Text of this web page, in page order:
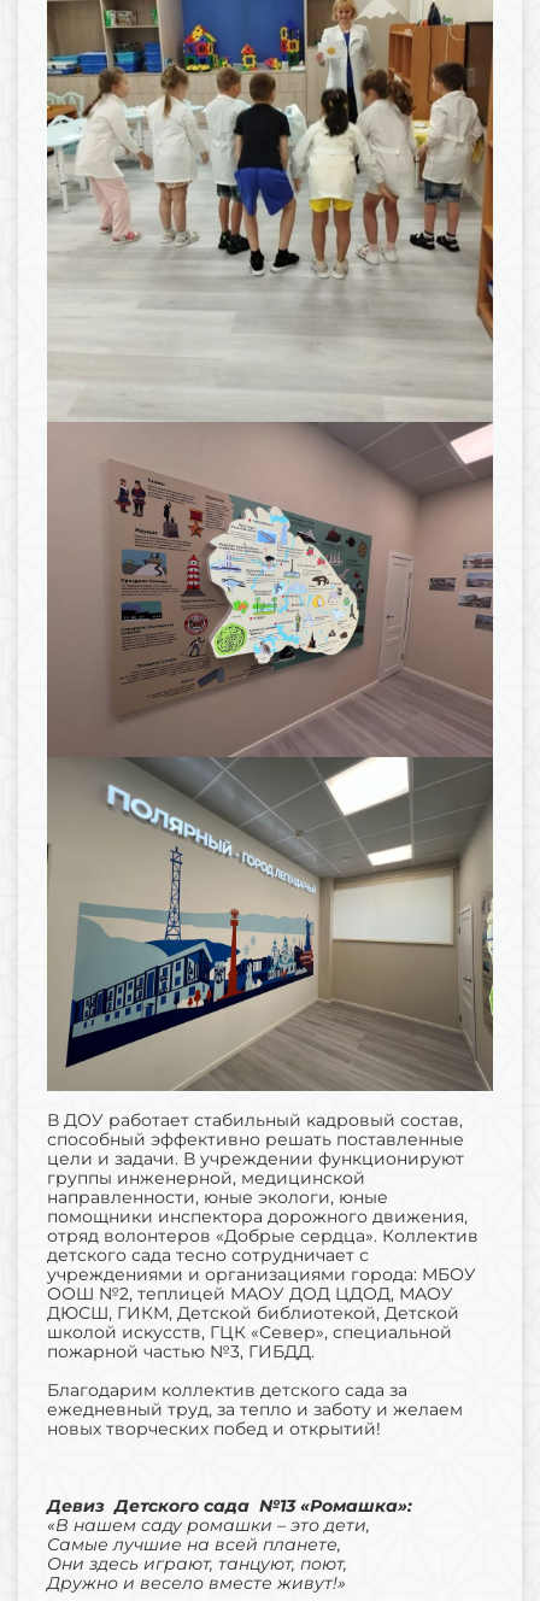
В ДОУ работает стабильный кадровый состав,
способный эффективно решать поставленные
цели и задачи. В учреждении функционируют
группы инженерной, медицинской
направленности, юные экологи, юные
помощники инспектора дорожного движения,
отряд волонтеров «Добрые сердца». Коллектив
детского сада тесно сотрудничает с
учреждениями и организациями города: МБОУ
ООШ №2, теплицей МАОУ ДОД ЦДОД, МАОУ
ДЮСШ, ГИКМ, Детской библиотекой, Детской
школой искусств, ГЦК «Север», специальной
пожарной частью №3, ГИБДД.
Благодарим коллектив детского сада за
ежедневный труд, за тепло и заботу и желаем
новых творческих побед и открытий!
Девиз Детского сада №13 «Ромашка»:
«В нашем саду ромашки – это дети,
Самые лучшие на всей планете,
Они здесь играют, танцуют, поют,
Дружно и весело вместе живут!»